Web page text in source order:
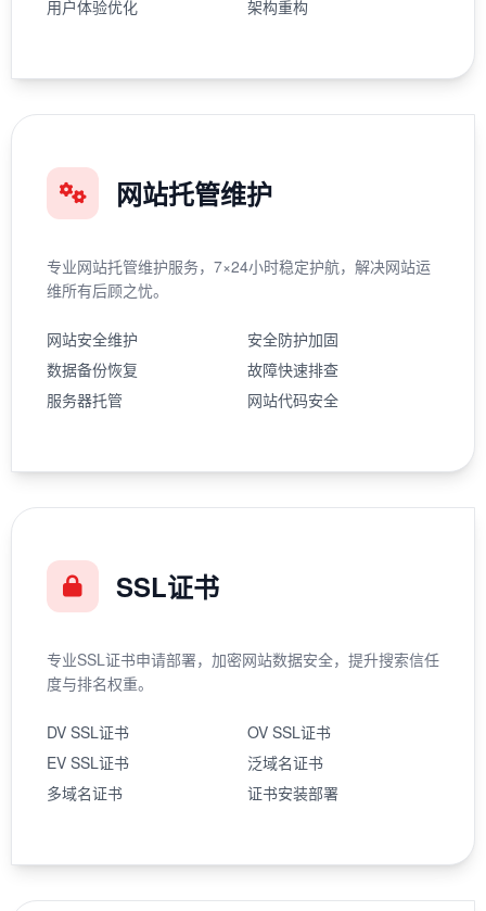
用户体验优化
架构重构
网站托管维护
专业网站托管维护服务，7×24小时稳定护航，解决网站运
维所有后顾之忧。
网站安全维护
安全防护加固
数据备份恢复
故障快速排查
服务器托管
网站代码安全
SSL证书
专业SSL证书申请部署，加密网站数据安全，提升搜索信任
度与排名权重。
DV SSL证书
OV SSL证书
EV SSL证书
泛域名证书
多域名证书
证书安装部署